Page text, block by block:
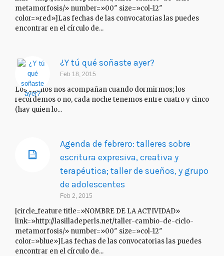
metamorfosis/» number=»00″ size=»col-12″
color=»red»]Las fechas de las convocatorias las puedes
encontrar en el círculo de...
¿Y tú qué soñaste ayer?
Feb 18, 2015
Los sueños nos acompañan cuando dormirmos; los
recordemos o no, cada noche tenemos entre cuatro y cinco
(hay quien lo...
Agenda de febrero: talleres sobre
escritura expresiva, creativa y
terapéutica; taller de sueños, y grupo
de adolescentes
Feb 2, 2015
[circle_feature title=»NOMBRE DE LA ACTIVIDAD»
link=»http://lasilladeperls.net/taller-cambio-de-ciclo-
metamorfosis/» number=»00″ size=»col-12″
color=»blue»]Las fechas de las convocatorias las puedes
encontrar en el círculo de...